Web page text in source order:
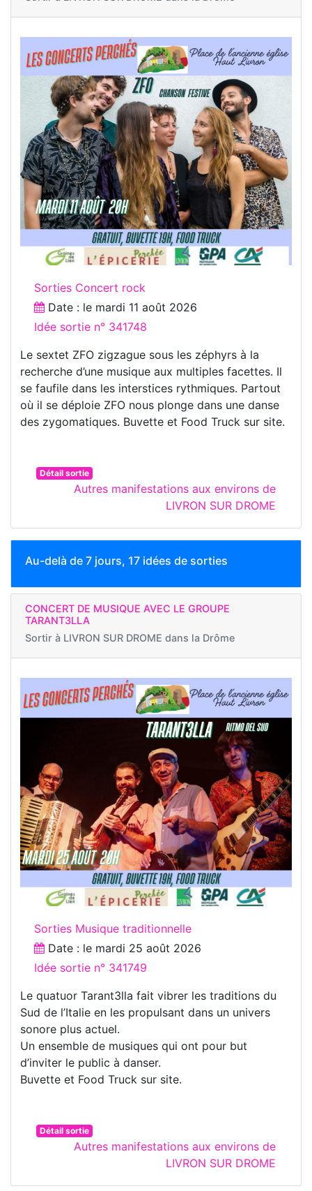
Sorties Concert rock
Date : le mardi 11 août 2026
Idée sortie n° 341748
Le sextet ZFO zigzague sous les zéphyrs à la
recherche d’une musique aux multiples facettes. Il
se faufile dans les interstices rythmiques. Partout
où il se déploie ZFO nous plonge dans une danse
des zygomatiques. Buvette et Food Truck sur site.
Détail sortie
Autres manifestations aux environs de
LIVRON SUR DROME
Au-delà de 7 jours, 17 idées de sorties
CONCERT DE MUSIQUE AVEC LE GROUPE
TARANT3LLA
Sortir à LIVRON SUR DROME dans la Drôme
Sorties Musique traditionnelle
Date : le mardi 25 août 2026
Idée sortie n° 341749
Le quatuor Tarant3lla fait vibrer les traditions du
Sud de l’Italie en les propulsant dans un univers
sonore plus actuel.
Un ensemble de musiques qui ont pour but
d’inviter le public à danser.
Buvette et Food Truck sur site.
Détail sortie
Autres manifestations aux environs de
LIVRON SUR DROME